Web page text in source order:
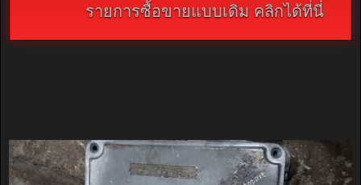
รายการซื้อขายแบบเดิม คลิกได้ที่นี่